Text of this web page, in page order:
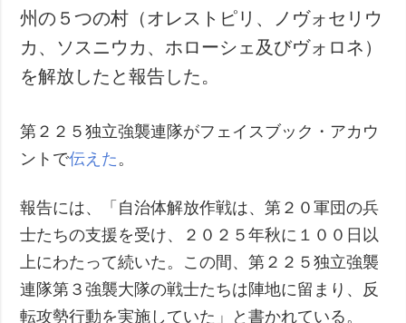
州の５つの村（オレストピリ、ノヴォセリウ
カ、ソスニウカ、ホローシェ及びヴォロネ）
を解放したと報告した。
第２２５独立強襲連隊がフェイスブック・アカウ
ントで伝えた 。
報告には、「自治体解放作戦は、第２０軍団の兵
士たちの支援を受け、２０２５年秋に１００日以
上にわたって続いた。この間、第２２５独立強襲
連隊第３強襲大隊の戦士たちは陣地に留まり、反
転攻勢行動を実施していた」と書かれている。